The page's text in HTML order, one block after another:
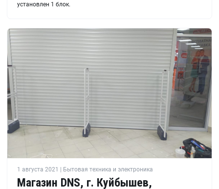
установлен 1 блок.
1 августа 2021 | Бытовая техника и электроника
Магазин DNS, г. Куйбышев,